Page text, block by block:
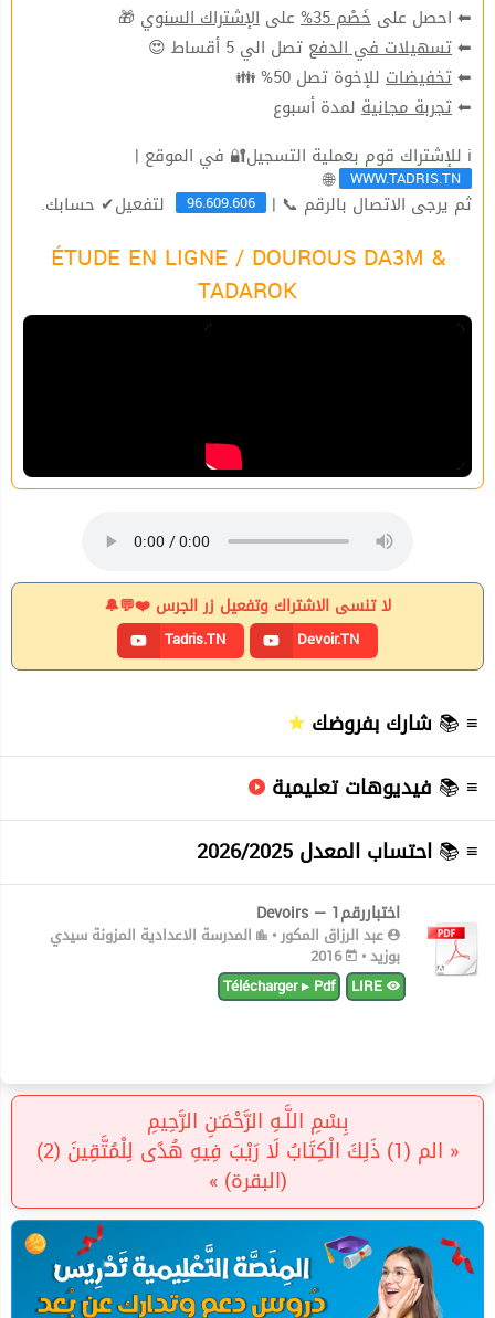
⬅ احصل على خَصْم 35% على الإشتراك السنوي 🎁
⬅تسهيلات في الدفع تصل الي 5 أقساط 😍
⬅تخفيضات للإخوة تصل 50% 👪
⬅تجربة مجانية لمدة أسبوع
ℹ للإشتراك قوم بعملية التسجيل🔐 في الموقع |
WWW.TADRIS.TN
🌐
ثم يرجى الاتصال بالرقم 📞 | 96.609.606 لتفعيل✔ حسابك.
ÉTUDE EN LIGNE / DOUROUS DA3M &
TADAROK
لا تنسى الاشتراك وتفعيل زر الجرس ❤️💬🔔
Tadris.TN Devoir.TN
≡ 📚 شارك بفروضك
≡ 📚 فيديوهات تعليمية
≡ 📚 احتساب المعدل 2026/2025
اختباررقم1 — Devoirs
عبد الرزاق المكور • المدرسة الاعدادية المزونة سيدي
بوزيد •
2016
Télécharger ▸ Pdf
بِسْمِ اللَّـهِ الرَّحْمَـٰنِ الرَّحِيمِ
« الم (1) ذَلِكَ الْكِتَابُ لَا رَيْبَ فِيهِ هُدًى لِلْمُتَّقِينَ (2)
(البقرة) »